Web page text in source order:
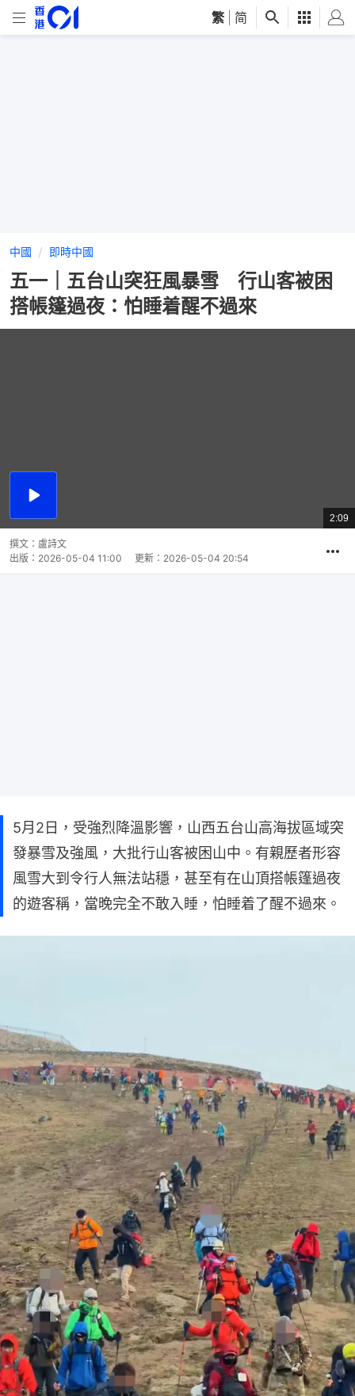
繁 简
中國 即時中國
五一｜五台山突狂風暴雪 行山客被困
搭帳篷過夜：怕睡着醒不過來
播
總
共
2:09
撰文： 盧詩文
出版： 2026-05-04 11:00 更新： 2026-05-04 20:54
5月2日，受強烈降溫影響，山西五台山高海拔區域突
發暴雪及強風，大批行山客被困山中。有親歷者形容
風雪大到令行人無法站穩，甚至有在山頂搭帳篷過夜
的遊客稱，當晚完全不敢入睡，怕睡着了醒不過來。